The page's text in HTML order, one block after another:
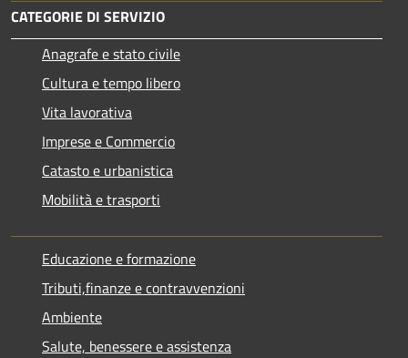
CATEGORIE DI SERVIZIO
Anagrafe e stato civile
Cultura e tempo libero
Vita lavorativa
Imprese e Commercio
Catasto e urbanistica
Mobilità e trasporti
Educazione e formazione
Tributi,finanze e contravvenzioni
Ambiente
Salute, benessere e assistenza